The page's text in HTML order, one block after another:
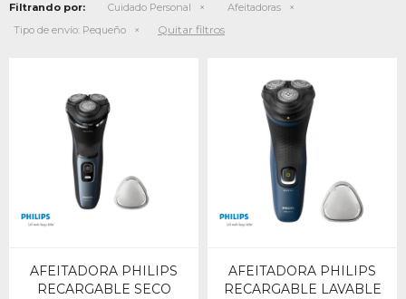
Filtrando por: Cuidado Personal
Afeitadoras
Tipo de envío: Pequeño Quitar filtros
AFEITADORA PHILIPS
RECARGABLE SECO
AFEITADORA PHILIPS
RECARGABLE LAVABLE